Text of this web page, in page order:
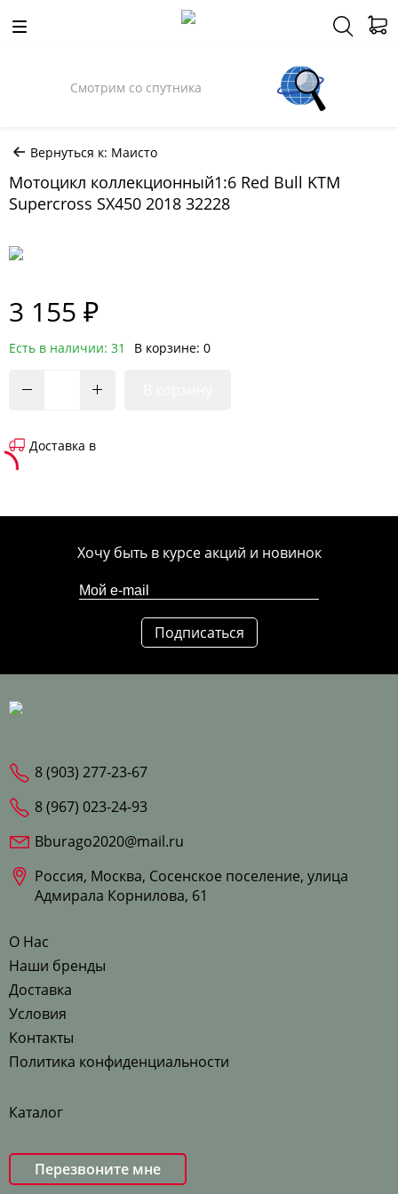
Смотрим со спутника
Вернуться к: Маисто
Мотоцикл коллекционный1:6 Red Bull KTM
Supercross SX450 2018 32228
3 155 ₽
Есть в наличии: 31 В корзине: 0
Доставка в
Хочу быть в курсе акций и новинок
Подписаться
8 (903) 277-23-67
8 (967) 023-24-93
Bburago2020@mail.ru
Россия, Москва, Сосенское поселение, улица
Адмирала Корнилова, 61
О Нас
Наши бренды
Доставка
Условия
Контакты
Политика конфиденциальности
Каталог
Перезвоните мне